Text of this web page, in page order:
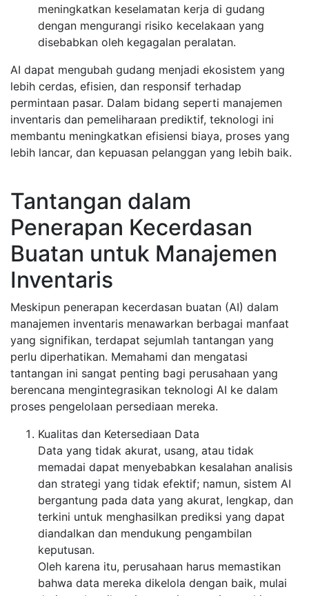
meningkatkan keselamatan kerja di gudang
dengan mengurangi risiko kecelakaan yang
disebabkan oleh kegagalan peralatan.
AI dapat mengubah gudang menjadi ekosistem yang
lebih cerdas, efisien, dan responsif terhadap
permintaan pasar. Dalam bidang seperti manajemen
inventaris dan pemeliharaan prediktif, teknologi ini
membantu meningkatkan efisiensi biaya, proses yang
lebih lancar, dan kepuasan pelanggan yang lebih baik.
Tantangan dalam
Penerapan Kecerdasan
Buatan untuk Manajemen
Inventaris
Meskipun penerapan kecerdasan buatan (AI) dalam
manajemen inventaris menawarkan berbagai manfaat
yang signifikan, terdapat sejumlah tantangan yang
perlu diperhatikan. Memahami dan mengatasi
tantangan ini sangat penting bagi perusahaan yang
berencana mengintegrasikan teknologi AI ke dalam
proses pengelolaan persediaan mereka.
Kualitas dan Ketersediaan Data
Data yang tidak akurat, usang, atau tidak
memadai dapat menyebabkan kesalahan analisis
dan strategi yang tidak efektif; namun, sistem AI
bergantung pada data yang akurat, lengkap, dan
terkini untuk menghasilkan prediksi yang dapat
diandalkan dan mendukung pengambilan
keputusan.
Oleh karena itu, perusahaan harus memastikan
bahwa data mereka dikelola dengan baik, mulai